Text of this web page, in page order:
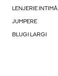
LENJERIE INTIMĂ
JUMPERE
BLUGI LARGI